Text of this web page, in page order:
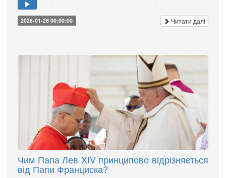
2026-01-28 00:00:00 Читати далі
Чим Папа Лев XIV принципово відрізняється
від Папи Франциска?